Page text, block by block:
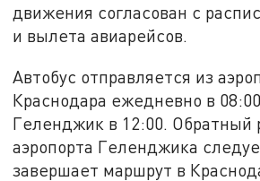
движения согласован с
и вылета авиарейсов.
Автобус отправляется из
Краснодара ежедневно в
Геленджик в 12:00. Обратный
аэропорта Геленджика
завершает маршрут в